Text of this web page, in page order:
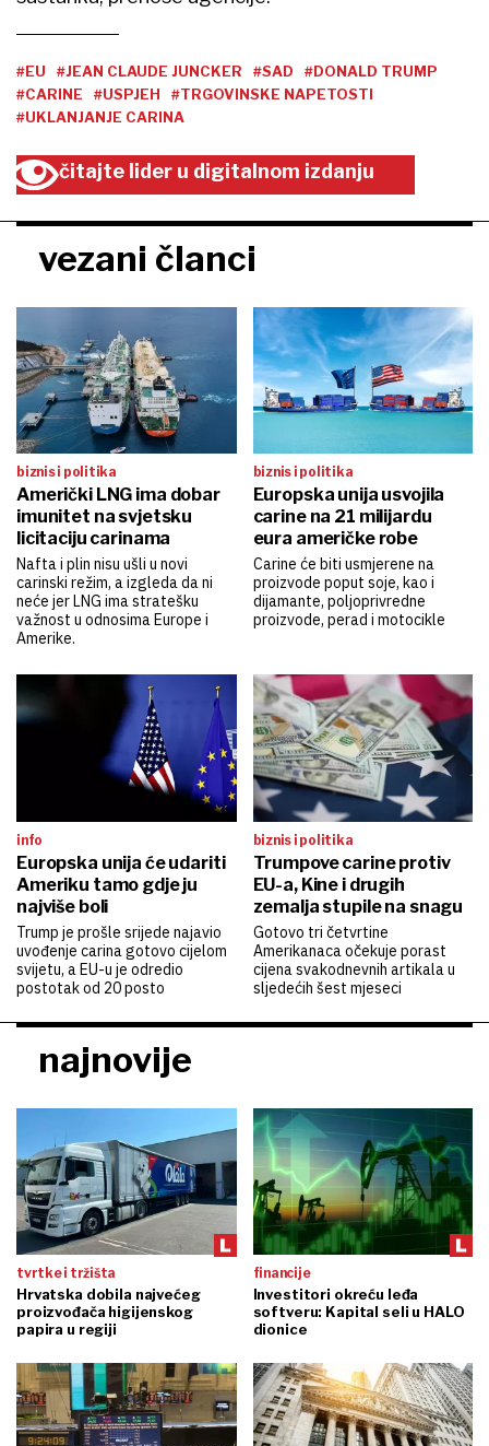
#EU #JEAN CLAUDE JUNCKER #SAD
#DONALD TRUMP
#CARINE
#USPJEH
#TRGOVINSKE NAPETOSTI
#UKLANJANJE CARINA
čitajte lider u digitalnom izdanju
vezani članci
biznis i politika
Američki LNG ima dobar
imunitet na svjetsku
licitaciju carinama
Nafta i plin nisu ušli u novi
carinski režim, a izgleda da ni
neće jer LNG ima stratešku
važnost u odnosima Europe i
Amerike.
biznis i politika
Europska unija usvojila
carine na 21 milijardu
eura američke robe
Carine će biti usmjerene na
proizvode poput soje, kao i
dijamante, poljoprivredne
proizvode, perad i motocikle
info
Europska unija će udariti
Ameriku tamo gdje ju
najviše boli
Trump je prošle srijede najavio
uvođenje carina gotovo cijelom
svijetu, a EU-u je odredio
postotak od 20 posto
biznis i politika
Trumpove carine protiv
EU-a, Kine i drugih
zemalja stupile na snagu
Gotovo tri četvrtine
Amerikanaca očekuje porast
cijena svakodnevnih artikala u
sljedećih šest mjeseci
najnovije
tvrtke i tržišta
Hrvatska dobila najvećeg
proizvođača higijenskog
papira u regiji
financije
Investitori okreću leđa
softveru: Kapital seli u HALO
dionice